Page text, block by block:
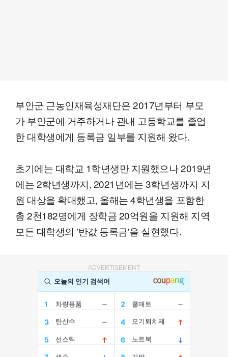
부안군 근농인재육성재단은 2017년부터 부모
가 부안군에 거주하거나 관내 고등학교를 졸업
한 대학생에게 등록금 일부를 지원해 왔다.
초기에는 대학교 1학년생만 지원했으나 2019년
에는 2학년생까지, 2021년에는 3학년생까지 지
원 대상을 확대했고, 올해는 4학년생을 포함한
총 2천182명에게 장학금 20억원을 지원해 지역
모든 대학생의 '반값 등록금'을 실현했다.
ADVERTISEMENT